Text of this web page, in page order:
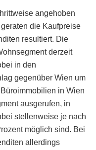
angehoben
die Kaufpreise
resultiert. Die
derzeit
in den
gegenüber Wien um
in Wien
ausgerufen, in
stellenweise je nach
möglich sind. Bei
allerdings